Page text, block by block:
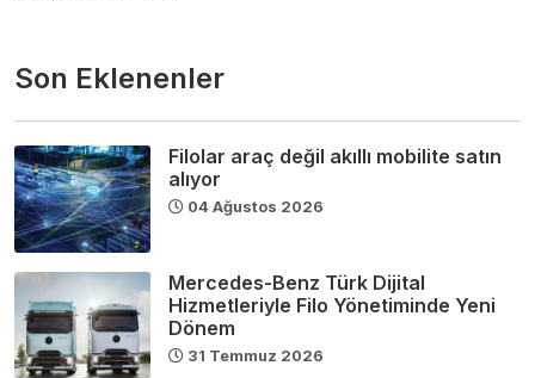
Son Eklenenler
Filolar araç değil akıllı mobilite satın
alıyor
04 Ağustos 2026
Mercedes-Benz Türk Dijital
Hizmetleriyle Filo Yönetiminde Yeni
Dönem
31 Temmuz 2026